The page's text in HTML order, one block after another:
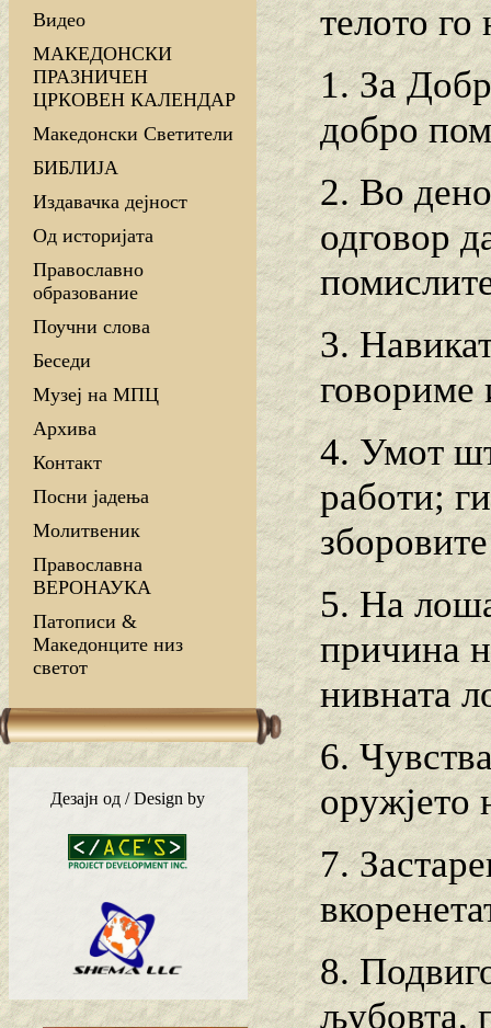
Видео
МАКЕДОНСКИ
ПРАЗНИЧЕН
ЦРКОВЕН КАЛЕНДАР
Македонски Светители
БИБЛИЈА
Издавачка дејност
Од историјата
Православно
образование
Поучни слова
Беседи
Музеј на МПЦ
Архива
Контакт
Посни јадења
Молитвеник
Православна
ВЕРОНАУКА
Патописи &
Македонците низ
светот
Дезајн од / Design by
телото го
1. За
добро
2. Во
одговор
3.
говориме
4. Умот
работи;
5. На
причина
нивната
6.
оружјето
7.
8.
љубовта,